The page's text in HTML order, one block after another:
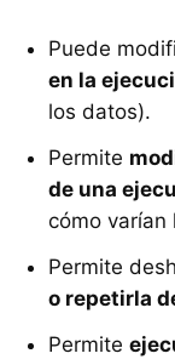
Puede
en la
los datos).
Permite
de una
cómo varían
Permite
o repetirla
Permite